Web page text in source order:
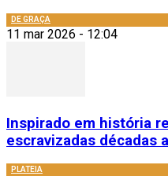
DE GRAÇA
11 mar 2026 - 12:04
Inspirado em história
escravizadas décadas
PLATEIA